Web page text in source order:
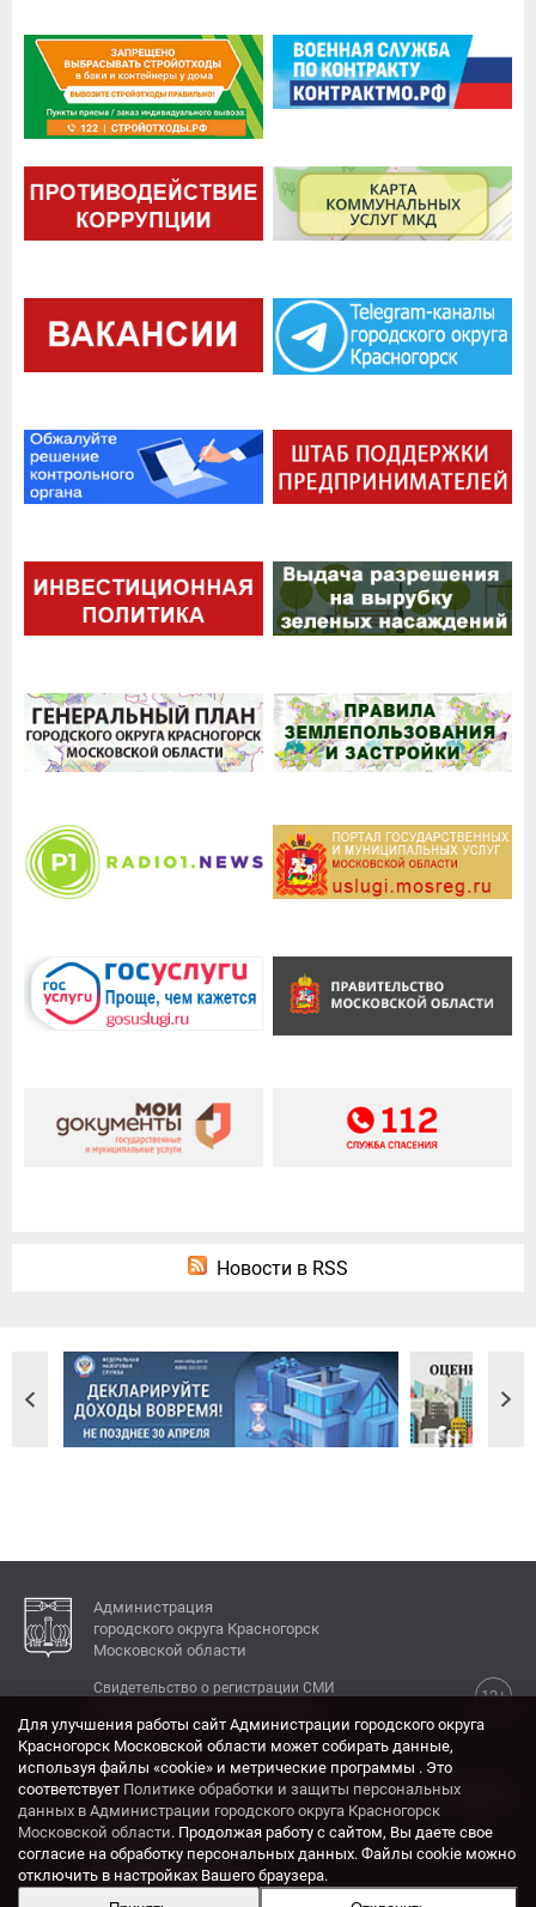
Новости в RSS
Администрация
городского округа Красногорск
Московской области
12+
Свидетельство о регистрации СМИ
КОНТАКТЫ
Адрес: 143404, Московская область, г. Красногорск,
ул. Ленина, дом 4.
Электронная почта:
krasrn@mosreg.ru
Для улучшения работы сайт Администрации городского округа
Красногорск Московской области может собирать данные,
используя файлы «cookie» и метрические программы . Это
соответствует Политике обработки и защиты персональных
данных в Администрации городского округа Красногорск
Московской области. Продолжая работу с сайтом, Вы даете свое
согласие на обработку персональных данных. Файлы cookie можно
отключить в настройках Вашего браузера.